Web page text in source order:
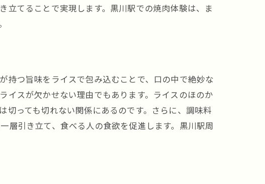
立てることで実現します。黒川駅での焼肉体験は、ま
持つ旨味をライスで包み込むことで、口の中で絶妙な
イスが欠かせない理由でもあります。ライスのほのか
っても切れない関係にあるのです。さらに、調味料
層引き立て、食べる人の食欲を促進します。黒川駅周